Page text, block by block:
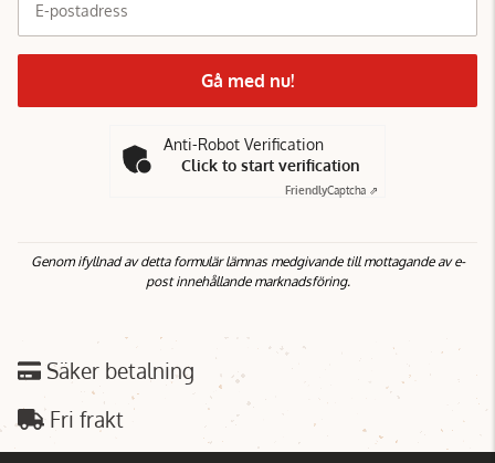
E-postadress
Gå med nu!
Anti-Robot Verification
Click to start verification
FriendlyCaptcha ⇗
Genom ifyllnad av detta formulär lämnas medgivande till mottagande av e-
post innehållande marknadsföring.
Säker betalning
Fri frakt